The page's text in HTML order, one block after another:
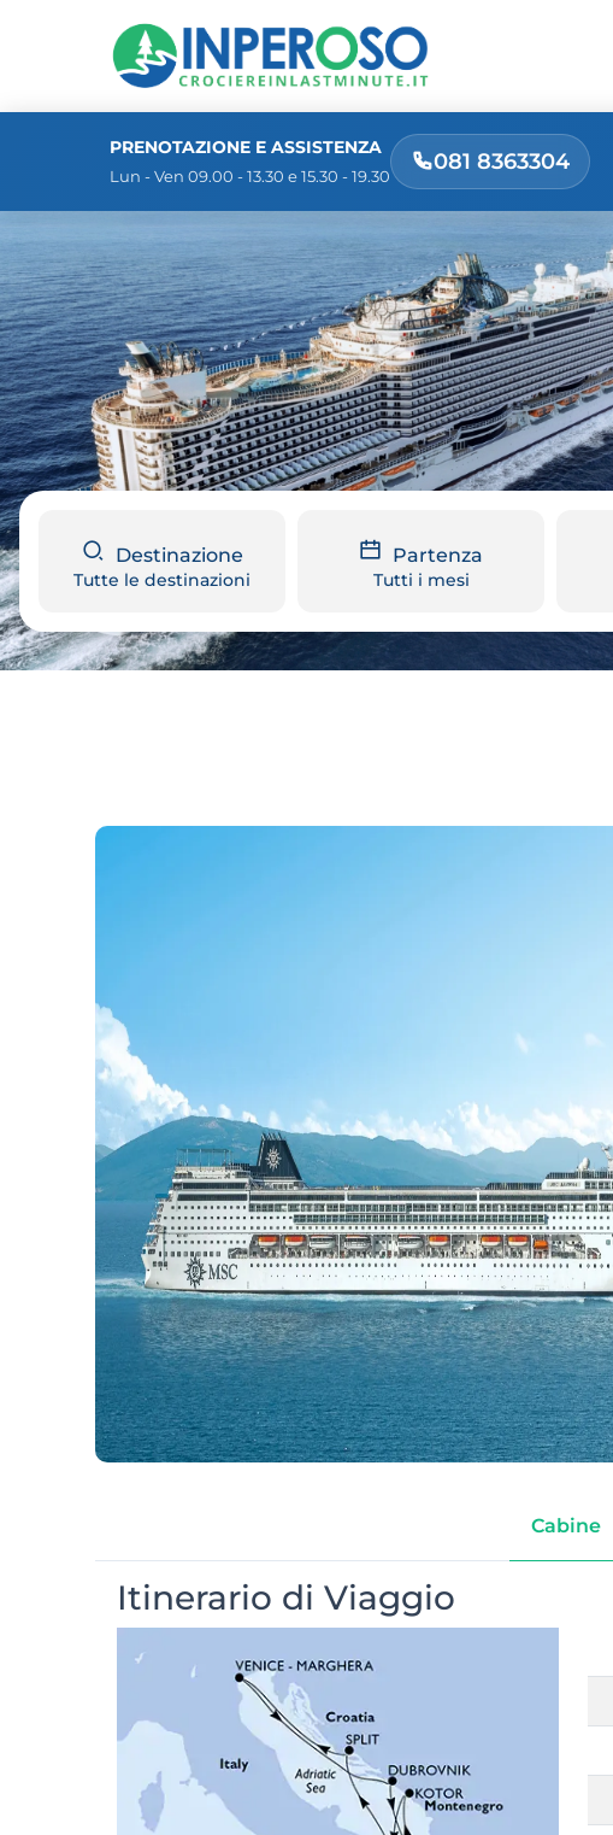
PRENOTAZIONE E ASSISTENZA
Lun - Ven 09.00 - 13.30 e 15.30 - 19.30
081 8363304
Destinazione
Tutte le destinazioni
Partenza
Tutti i mesi
Cabine
Itinerario di Viaggio